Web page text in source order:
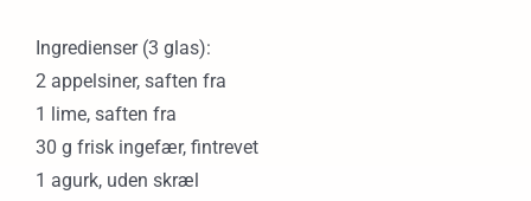
Ingredienser (3 glas):
2 appelsiner, saften fra
1 lime, saften fra
30 g frisk ingefær, fintrevet
1 agurk, uden skræl